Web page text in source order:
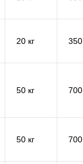
20 кг 350
50 кг 700
50 кг 700